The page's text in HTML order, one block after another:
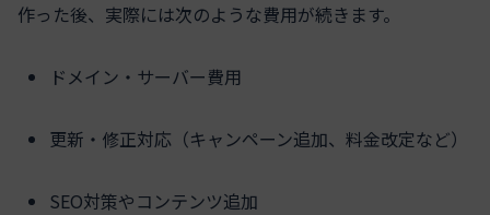
作った後、実際には次のような費用が続きます。
ドメイン・サーバー費用
更新・修正対応（キャンペーン追加、料金改定など）
SEO対策やコンテンツ追加